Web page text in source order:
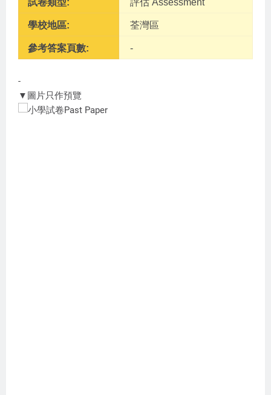
試卷類型: 評估 Assessment
學校地區: 荃灣區
參考答案頁數: -
-
▼圖片只作預覽